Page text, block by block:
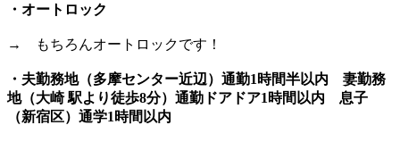
・オートロック
→ もちろんオートロックです！
・夫勤務地（多摩センター近辺）通勤1時間半以内 妻勤務
地（大崎 駅より徒歩8分）通勤ドアドア1時間以内 息子
（新宿区）通学1時間以内